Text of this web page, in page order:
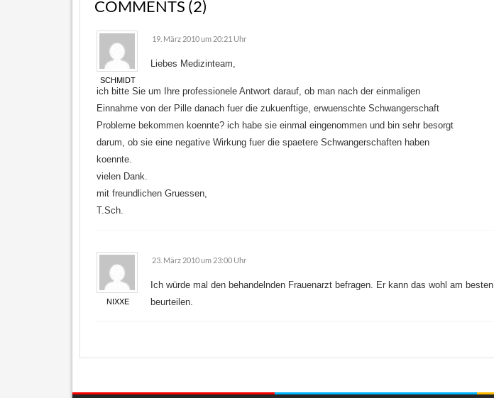
COMMENTS (2)
SCHMIDT
19. März 2010 um 20:21 Uhr
Liebes Medizinteam,
ich bitte Sie um Ihre professionele Antwort darauf, ob man nach der einmaligen
Einnahme von der Pille danach fuer die zukuenftige, erwuenschte Schwangerschaft
Probleme bekommen koennte? ich habe sie einmal eingenommen und bin sehr besorgt
darum, ob sie eine negative Wirkung fuer die spaetere Schwangerschaften haben
koennte.
vielen Dank.
mit freundlichen Gruessen,
T.Sch.
NIXXE
23. März 2010 um 23:00 Uhr
Ich würde mal den behandelnden Frauenarzt befragen. Er kann das wohl am besten
beurteilen.